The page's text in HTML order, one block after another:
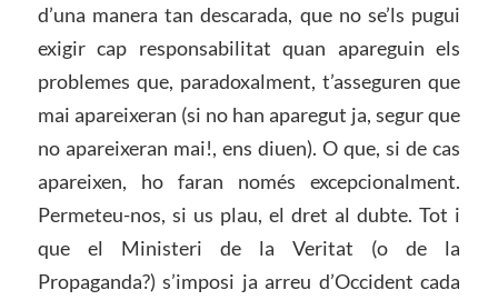
d’una manera tan descarada, que no se’ls pugui
exigir cap responsabilitat quan apareguin els
problemes que, paradoxalment, t’asseguren que
mai apareixeran (si no han aparegut ja, segur que
no apareixeran mai!, ens diuen). O que, si de cas
apareixen, ho faran només excepcionalment.
Permeteu-nos, si us plau, el dret al dubte. Tot i
que el Ministeri de la Veritat (o de la
Propaganda?) s’imposi ja arreu d’Occident cada